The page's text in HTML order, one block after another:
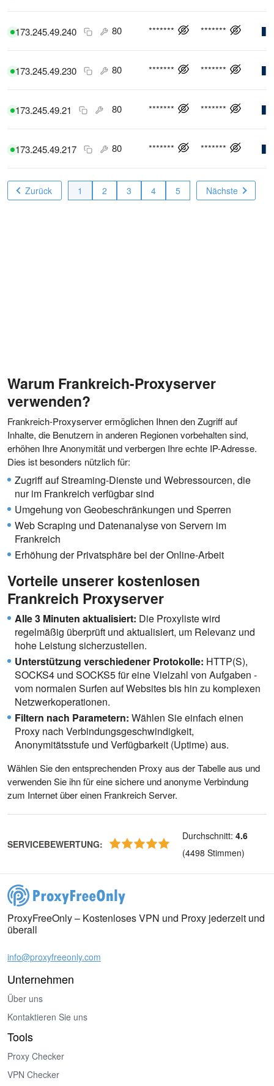
173.245.49.240 80 ******* *******
173.245.49.230 80 ******* *******
173.245.49.21 80 ******* *******
173.245.49.217 80 ******* *******
Zurück 1 2 3 4 5 Nächste
Warum Frankreich-Proxyserver
verwenden?
Frankreich-Proxyserver ermöglichen Ihnen den Zugriff auf
Inhalte, die Benutzern in anderen Regionen vorbehalten sind,
erhöhen Ihre Anonymität und verbergen Ihre echte IP-Adresse.
Dies ist besonders nützlich für:
Zugriff auf Streaming-Dienste und Webressourcen, die
nur im Frankreich verfügbar sind
Umgehung von Geobeschränkungen und Sperren
Web Scraping und Datenanalyse von Servern im
Frankreich
Erhöhung der Privatsphäre bei der Online-Arbeit
Vorteile unserer kostenlosen
Frankreich Proxyserver
Alle 3 Minuten aktualisiert: Die Proxyliste wird
regelmäßig überprüft und aktualisiert, um Relevanz und
hohe Leistung sicherzustellen.
Unterstützung verschiedener Protokolle: HTTP(S),
SOCKS4 und SOCKS5 für eine Vielzahl von Aufgaben -
vom normalen Surfen auf Websites bis hin zu komplexen
Netzwerkoperationen.
Filtern nach Parametern: Wählen Sie einfach einen
Proxy nach Verbindungsgeschwindigkeit,
Anonymitätsstufe und Verfügbarkeit (Uptime) aus.
Wählen Sie den entsprechenden Proxy aus der Tabelle aus und
verwenden Sie ihn für eine sichere und anonyme Verbindung
zum Internet über einen Frankreich Server.
SERVICEBEWERTUNG:
Durchschnitt: 4.6
(4498 Stimmen)
ProxyFreeOnly – Kostenloses VPN und Proxy jederzeit und
überall
info@proxyfreeonly.com
Unternehmen
Über uns
Kontaktieren Sie uns
Tools
Proxy Checker
VPN Checker